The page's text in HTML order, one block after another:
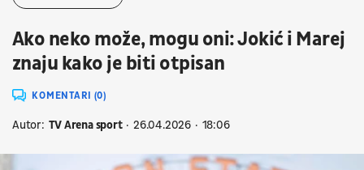
Ako neko može, mogu oni: Jokić i Marej
znaju kako je biti otpisan
KOMENTARI (0)
Autor: TV Arena sport 26.04.2026 18:06